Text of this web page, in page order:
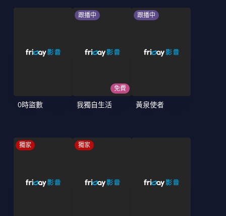
0時盜數
跟播中
免費
我獨自生活
跟播中
黃泉使者
獨家 獨家